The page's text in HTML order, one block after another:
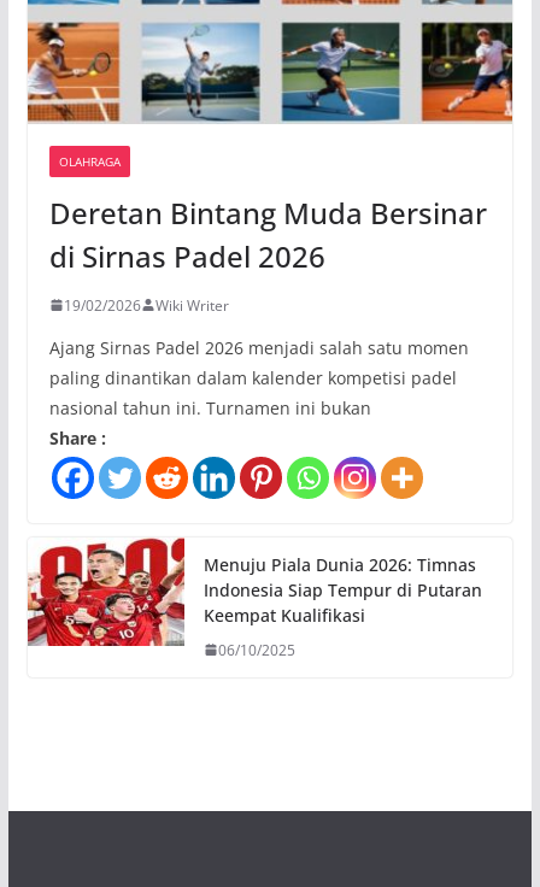
OLAHRAGA
Deretan Bintang Muda Bersinar
di Sirnas Padel 2026
19/02/2026 Wiki Writer
Ajang Sirnas Padel 2026 menjadi salah satu momen
paling dinantikan dalam kalender kompetisi padel
nasional tahun ini. Turnamen ini bukan
Share :
Menuju Piala Dunia 2026: Timnas
Indonesia Siap Tempur di Putaran
Keempat Kualifikasi
06/10/2025